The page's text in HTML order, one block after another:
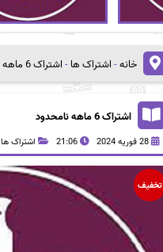
خانه-اشتراک ها-اشتراک 6 ماهه نامحدود
اشتراک 6 ماهه نامحدود
28 فوریه 2024 21:06 اشتراک ها
تخفیف